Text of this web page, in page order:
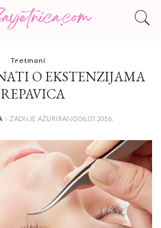
Tretmani
O EKSTENZIJAMA
ZADNJE AŽURIRANO 06.07.2016.